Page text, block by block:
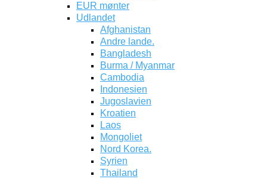
EUR mønter
Udlandet
Afghanistan
Andre lande.
Bangladesh
Burma / Myanmar
Cambodia
Indonesien
Jugoslavien
Kroatien
Laos
Mongoliet
Nord Korea.
Syrien
Thailand